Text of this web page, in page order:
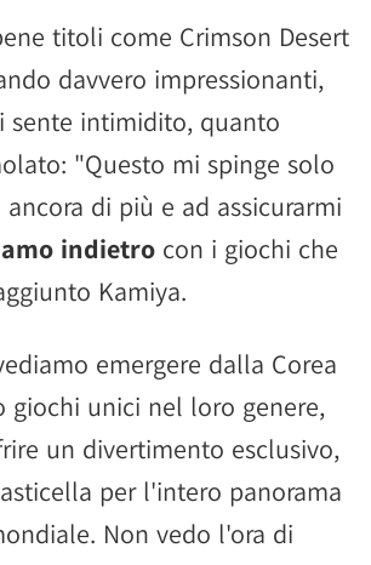
titoli come Crimson Desert
davvero impressionanti,
sente intimidito, quanto
"Questo mi spinge solo
di più e ad assicurarmi
indietro con i giochi che
Kamiya.
emergere dalla Corea
giochi unici nel loro genere,
un divertimento esclusivo,
per l'intero panorama
Non vedo l'ora di